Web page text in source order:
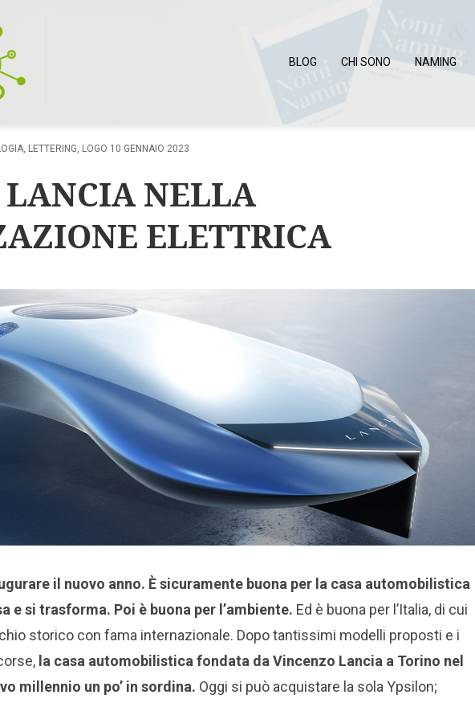
BLOG CHI SONO NAMING
, LETTERING, LOGO 10 GENNAIO 2023
NELLA
ELETTRICA
il nuovo anno. È sicuramente buona per la casa automobilistica
e si trasforma. Poi è buona per l’ambiente. Ed è buona per l’Italia, di cui
storico con fama internazionale. Dopo tantissimi modelli proposti e i
la casa automobilistica fondata da Vincenzo Lancia a Torino nel
millennio un po’ in sordina. Oggi si può acquistare la sola Ypsilon;